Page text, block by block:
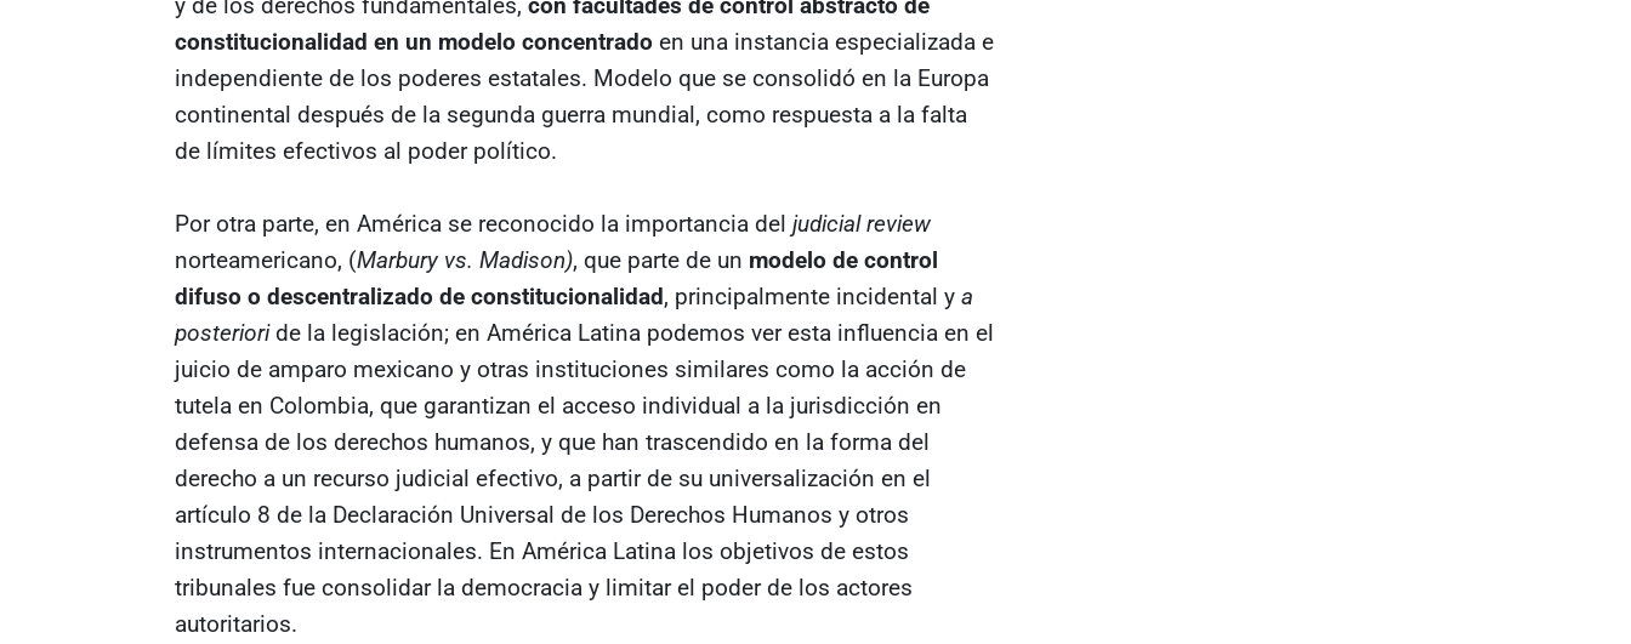
y de los derechos fundamentales, con facultades de control abstracto de
constitucionalidad en un modelo concentrado en una instancia especializada e
independiente de los poderes estatales. Modelo que se consolidó en la Europa
continental después de la segunda guerra mundial, como respuesta a la falta
de límites efectivos al poder político.
Por otra parte, en América se reconocido la importancia del judicial review
norteamericano, (Marbury vs. Madison), que parte de un modelo de control
difuso o descentralizado de constitucionalidad, principalmente incidental y a
posteriori de la legislación; en América Latina podemos ver esta influencia en el
juicio de amparo mexicano y otras instituciones similares como la acción de
tutela en Colombia, que garantizan el acceso individual a la jurisdicción en
defensa de los derechos humanos, y que han trascendido en la forma del
derecho a un recurso judicial efectivo, a partir de su universalización en el
artículo 8 de la Declaración Universal de los Derechos Humanos y otros
instrumentos internacionales. En América Latina los objetivos de estos
tribunales fue consolidar la democracia y limitar el poder de los actores
autoritarios.